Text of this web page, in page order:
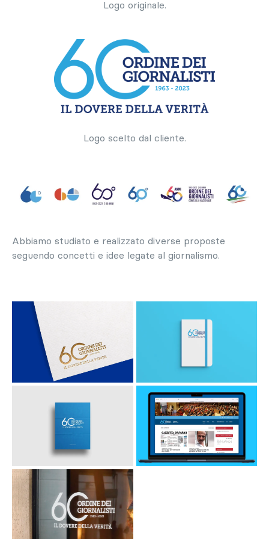
Logo originale.
Logo scelto dal cliente.
Abbiamo studiato e realizzato diverse proposte
seguendo concetti e idee legate al giornalismo.